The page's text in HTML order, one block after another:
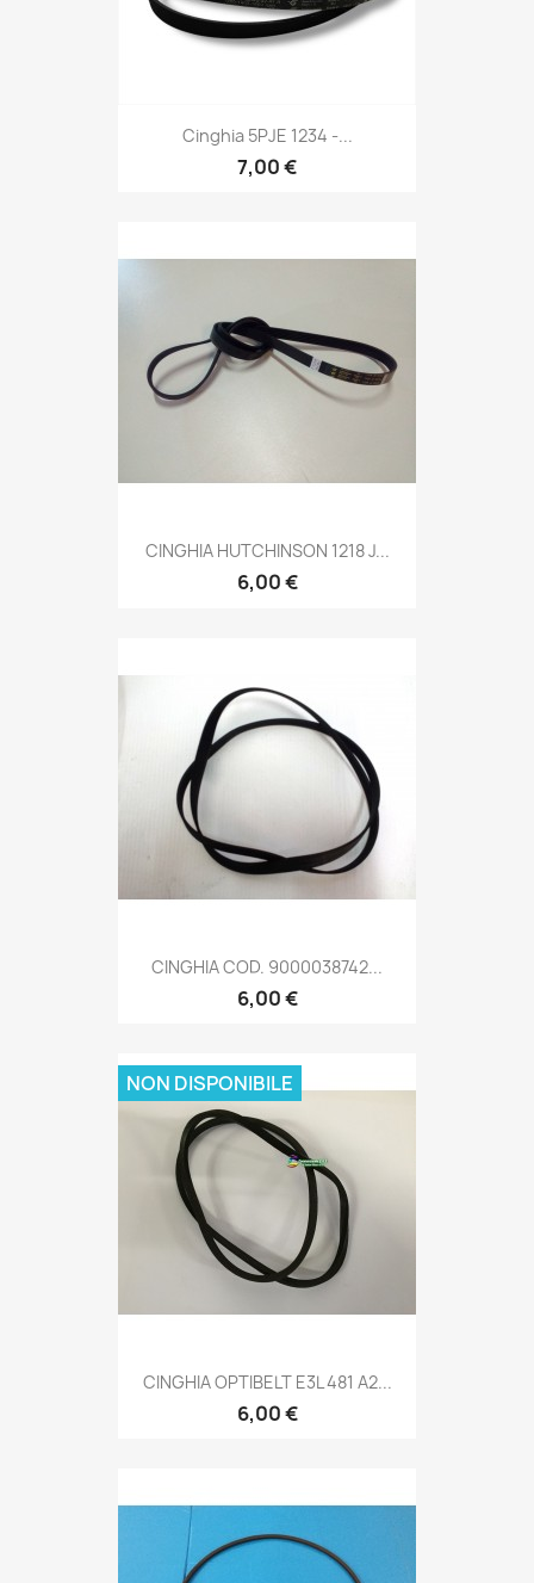
Cinghia 5PJE 1234 -...
7,00 €
CINGHIA HUTCHINSON 1218 J...
6,00 €
CINGHIA COD. 9000038742...
6,00 €
CINGHIA OPTIBELT E3L 481 A2...
6,00 €
NON DISPONIBILE